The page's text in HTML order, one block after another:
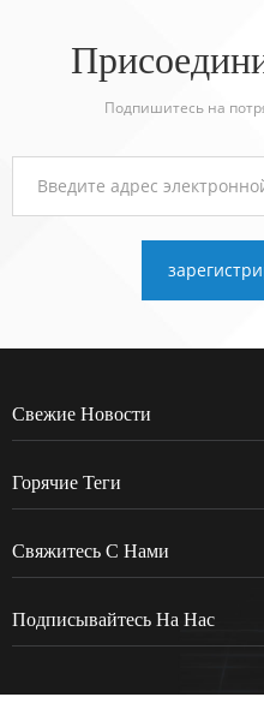
Подпишитесь на
Свежие Новости
Горячие Теги
Свяжитесь С Нами
Подписывайтесь На Нас